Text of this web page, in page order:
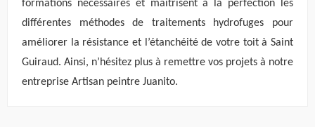
formations nécessaires et maîtrisent à la perfection les
différentes méthodes de traitements hydrofuges pour
améliorer la résistance et l’étanchéité de votre toit à Saint
Guiraud. Ainsi, n’hésitez plus à remettre vos projets à notre
entreprise Artisan peintre Juanito.